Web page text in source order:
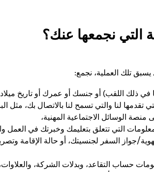
التي نجمعها عنك؟
تلك العملية، نجمع:
ذلك اللقب) أو جنسك أو عمرك أو تاريخ
تقدمها لنا والتي تسمح لنا بالاتصال بك، مثل
الوسائل الاجتماعية المهنية،
التي تتعلق بتعليمك وخبرتك في العمل
جواز السفر لجنسيتك، أو حالة الإقامة
حساب التقاعد، وبدلات الشركة،